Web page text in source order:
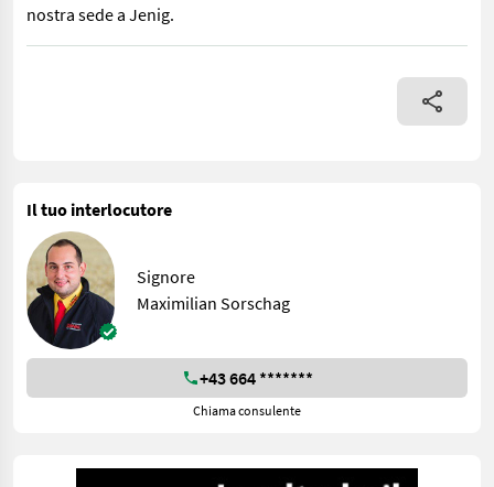
nostra sede a Jenig.
Cofano Ubicazione: 9631 Jenig 7 - compatibile con Steyr
Il tuo interlocutore
Signore
Maximilian Sorschag
+43 664 *******
Chiama consulente